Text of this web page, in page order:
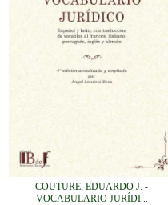
COUTURE, EDUARDO J. -
VOCABULARIO JURÍDI...